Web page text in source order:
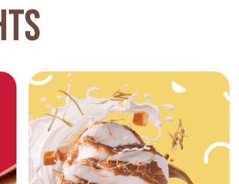
Dobla
Europe & Middle East
English
DutchItaliano
North America
English
Distributors and authorized clients